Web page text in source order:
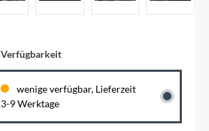
Verfügbarkeit
wenige verfügbar, Lieferzeit
3-9 Werktage